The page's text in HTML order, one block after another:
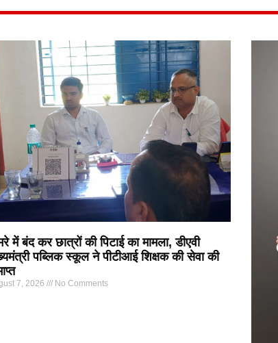
में बंद कर छात्रों की पिटाई का मामला, डीएवी
पब्लिक स्कूल ने पीटीआई शिक्षक की सेवा की
7, 2026 No Comments